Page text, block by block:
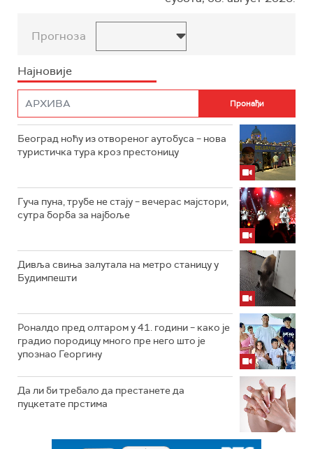
Прогноза
Најновије
Београд ноћу из отвореног аутобуса – нова
туристичка тура кроз престоницу
Гуча пуна, трубе не стају – вечерас мајстори,
сутра борба за најбоље
Дивља свиња залутала на метро станицу у
Будимпешти
Роналдо пред олтаром у 41. години – како је
градио породицу много пре него што је
упознао Георгину
Да ли би требало да престанете да
пуцкетате прстима